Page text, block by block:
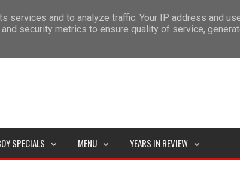
SPECIALS MENU YEARS IN REVIEW
and to analyze traffic. Your IP address and
security metrics to ensure quality of service,